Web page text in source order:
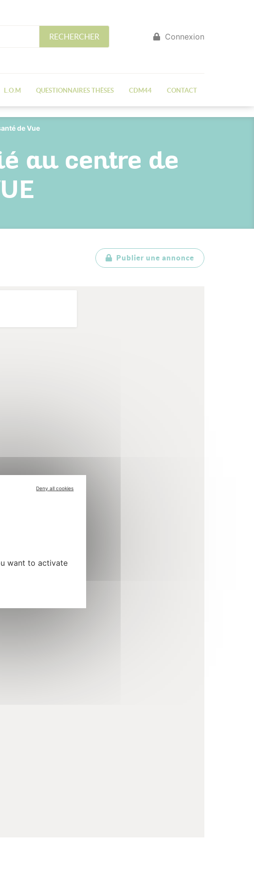
RECHERCHER Connexion
L.O.M QUESTIONNAIRES THÈSES CDM44 CONTACT
de Vue
au centre de
Publier une annonce
Deny all cookies
want to activate